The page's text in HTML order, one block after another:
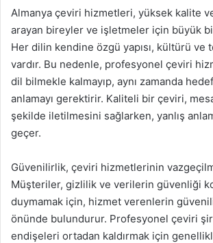
Almanya çeviri hizmetleri, yüksek kalite
arayan bireyler ve işletmeler için büyük
Her dilin kendine özgü yapısı, kültürü ve
vardır. Bu nedenle, profesyonel çeviri
dil bilmekle kalmayıp, aynı zamanda
anlamayı gerektirir. Kaliteli bir çeviri,
şekilde iletilmesini sağlarken, yanlış
geçer.
Güvenilirlik, çeviri hizmetlerinin
Müşteriler, gizlilik ve verilerin güvenliği
duymamak için, hizmet verenlerin
önünde bulundurur. Profesyonel çeviri
endişeleri ortadan kaldırmak için